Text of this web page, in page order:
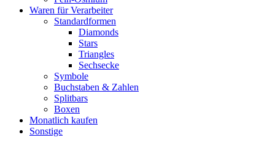
Waren für Verarbeiter
Standardformen
Diamonds
Stars
Triangles
Sechsecke
Symbole
Buchstaben & Zahlen
Splitbars
Boxen
Monatlich kaufen
Sonstige